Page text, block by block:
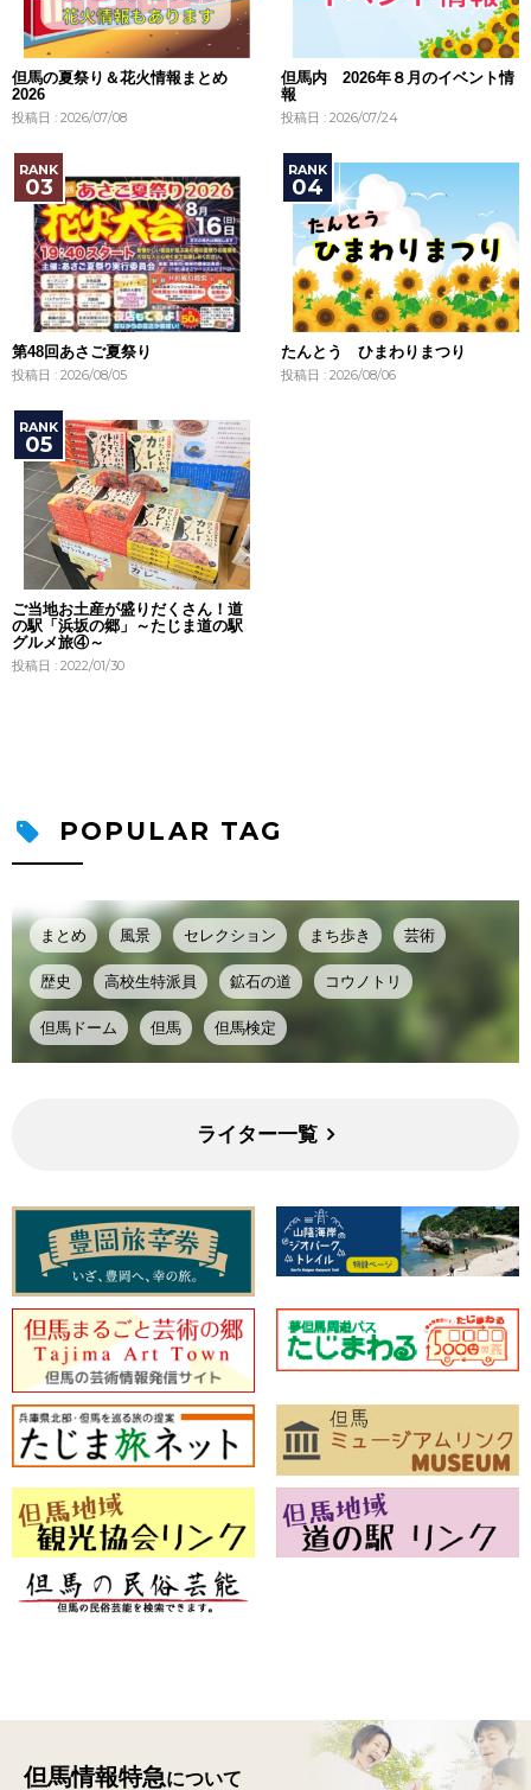
但馬の夏祭り＆花火情報まとめ
2026
投稿日 : 2026/07/08
但馬内 2026年８月のイベント情
報
投稿日 : 2026/07/24
第48回あさご夏祭り
投稿日 : 2026/08/05
たんとう ひまわりまつり
投稿日 : 2026/08/06
ご当地お土産が盛りだくさん！道
の駅「浜坂の郷」～たじま道の駅
グルメ旅④～
投稿日 : 2022/01/30
POPULAR TAG
まとめ 風景 セレクション まち歩き 芸術
歴史 高校生特派員 鉱石の道 コウノトリ
但馬ドーム 但馬 但馬検定
ライター一覧
但馬情報特急について